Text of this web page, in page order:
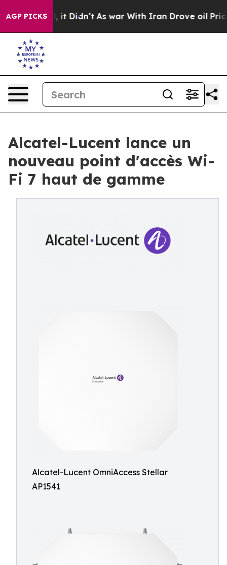
AGP PICKS
it Didn’t As war With Iran Drove oil Prices
Alcatel-Lucent lance un
nouveau point d'accès Wi-
Fi 7 haut de gamme
Alcatel-Lucent OmniAccess Stellar
AP1541